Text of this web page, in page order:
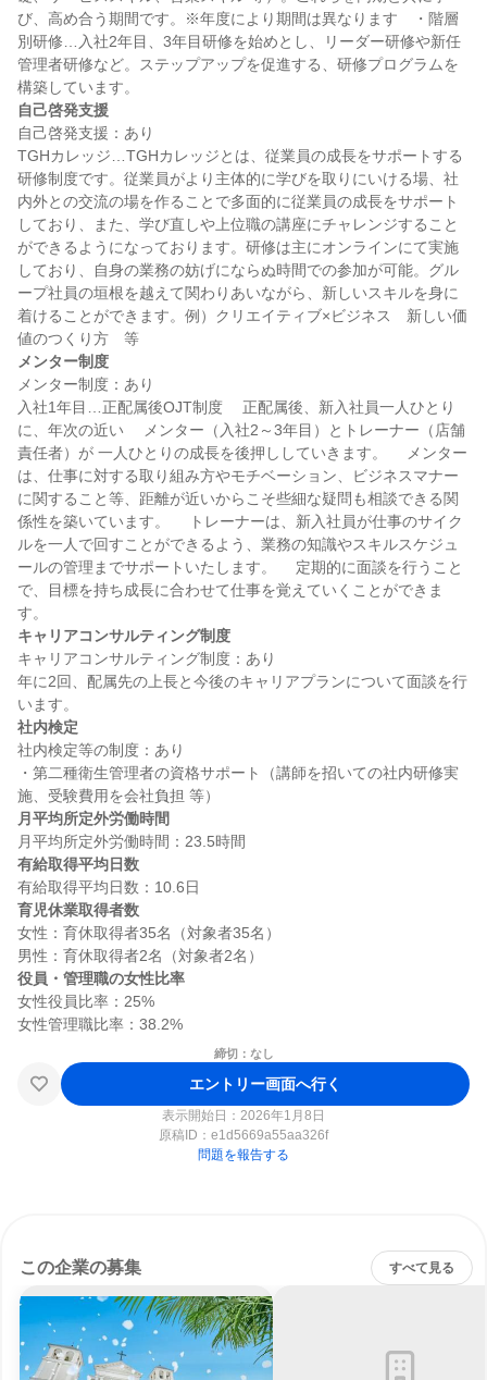
び、高め合う期間です。※年度により期間は異なります　・階層
別研修…入社2年目、3年目研修を始めとし、リーダー研修や新任
管理者研修など。ステップアップを促進する、研修プログラムを
自己啓発支援
自己啓発支援：あり
TGHカレッジ…TGHカレッジとは、従業員の成長をサポートする
研修制度です。従業員がより主体的に学びを取りにいける場、社
内外との交流の場を作ることで多面的に従業員の成長をサポート
しており、また、学び直しや上位職の講座にチャレンジすること
ができるようになっております。研修は主にオンラインにて実施
しており、自身の業務の妨げにならぬ時間での参加が可能。グル
ープ社員の垣根を越えて関わりあいながら、新しいスキルを身に
着けることができます。例）クリエイティブ×ビジネス　新しい価
メンター制度
メンター制度：あり
入社1年目…正配属後OJT制度 　正配属後、新入社員一人ひとり
に、年次の近い 　メンター（入社2～3年目）とトレーナー（店舗
責任者）が 一人ひとりの成長を後押ししていきます。 　メンター
は、仕事に対する取り組み方やモチベーション、ビジネスマナー
に関すること等、距離が近いからこそ些細な疑問も相談できる関
係性を築いています。 　トレーナーは、新入社員が仕事のサイク
ルを一人で回すことができるよう、業務の知識やスキルスケジュ
ールの管理までサポートいたします。 　定期的に面談を行うこと
で、目標を持ち成長に合わせて仕事を覚えていくことができま
キャリアコンサルティング制度
キャリアコンサルティング制度：あり
年に2回、配属先の上長と今後のキャリアプランについて面談を行
社内検定
社内検定等の制度：あり
・第二種衛生管理者の資格サポート（講師を招いての社内研修実
月平均所定外労働時間
有給取得平均日数
育児休業取得者数
女性：育休取得者35名（対象者35名）
役員・管理職の女性比率
女性役員比率：25%
締切：なし
エントリー画面へ行く
表示開始日：2026年1月8日
原稿ID： e1d5669a55aa326f
問題を報告する
この企業の募集 すべて見る